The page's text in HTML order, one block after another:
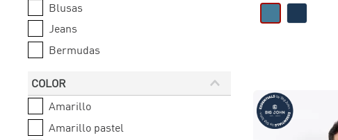
Blusas
Jeans
Bermudas
COLOR
Amarillo
Amarillo pastel